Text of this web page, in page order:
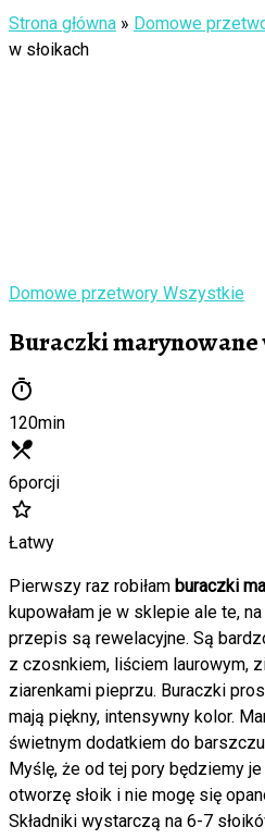
Strona główna » Domowe
w słoikach
Domowe przetwory Wszystkie
Buraczki marynowane
120min
6porcji
Łatwy
Pierwszy raz robiłam buraczki
kupowałam je w sklepie ale te,
przepis są rewelacyjne. Są
z czosnkiem, liściem laurowym,
ziarenkami pieprzu. Buraczki
mają piękny, intensywny kolor.
świetnym dodatkiem do
Myślę, że od tej pory będziemy
otworzę słoik i nie mogę się
Składniki wystarczą na 6-7